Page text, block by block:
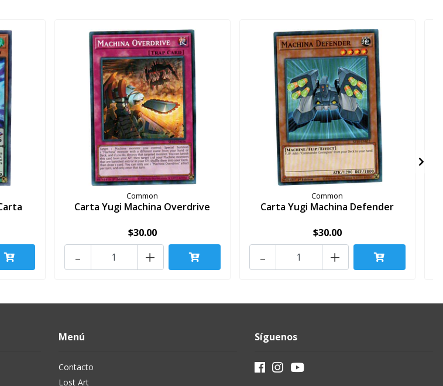
Common
Carta Yugi Machina Overdrive
$30.00
+
-
Common
Carta Yugi Machina Defender
$30.00
+
-
Menú
Contacto
Lost Art
Síguenos